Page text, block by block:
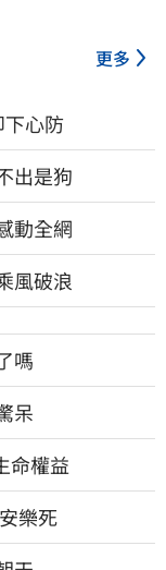
更多
心防
出是狗
動全網
風破浪
嗎
呆
命權益
樂死